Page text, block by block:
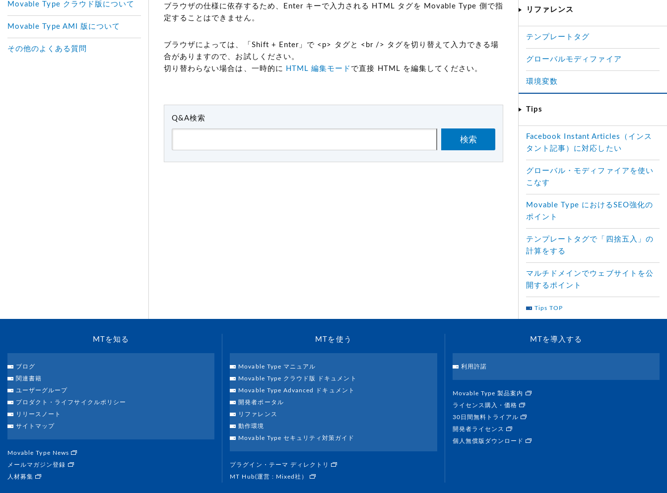
ブラウザの仕様に依存するため、Enter キーで入力される HTML タグを Movable Type 側で指
定することはできません。
ブラウザによっては、「Shift + Enter」で <p> タグと <br /> タグを切り替えて入力できる場
合がありますので、お試しください。
切り替わらない場合は、一時的に HTML 編集モード で直接 HTML を編集してください。
Q&A検索
検索
Movable Type クラウド版について
Movable Type AMI 版について
その他のよくある質問
リファレンス
テンプレートタグ
グローバルモディファイア
環境変数
Tips
Facebook Instant Articles（インス
タント記事）に対応したい
グローバル・モディファイアを使い
こなす
Movable Type におけるSEO強化の
ポイント
テンプレートタグで「四捨五入」の
計算をする
マルチドメインでウェブサイトを公
開するポイント
Tips TOP
MTを知る
ブログ
関連書籍
ユーザーグループ
プロダクト・ライフサイクルポリシー
リリースノート
サイトマップ
Movable Type News
メールマガジン登録
人材募集
MTを使う
Movable Type マニュアル
Movable Type クラウド版 ドキュメント
Movable Type Advanced ドキュメント
開発者ポータル
リファレンス
動作環境
Movable Type セキュリティ対策ガイド
プラグイン・テーマ ディレクトリ
MT Hub(運営 : Mixed社）
MTを導入する
利用許諾
Movable Type 製品案内
ライセンス購入・価格
30日間無料トライアル
開発者ライセンス
個人無償版ダウンロード